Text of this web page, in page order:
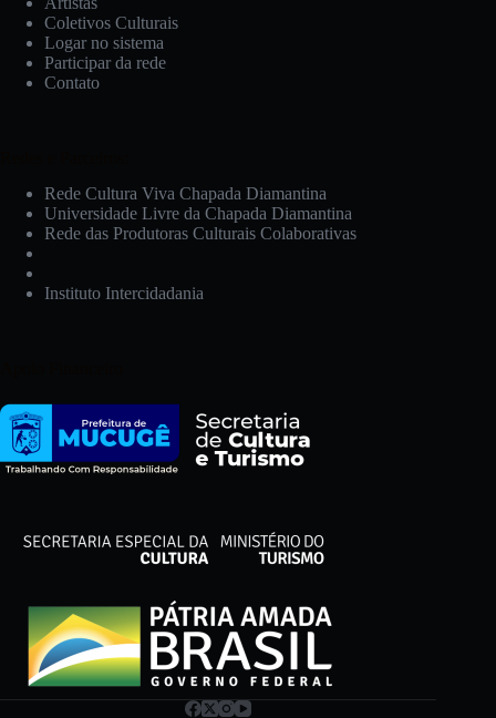
Coletivos Culturais
Logar no sistema
Participar da rede
Contato
Rede Cultura Viva Chapada Diamantina
Universidade Livre da Chapada Diamantina
Rede das Produtoras Culturais Colaborativas
Instituto Intercidadania